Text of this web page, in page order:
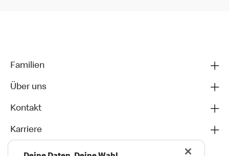
Familien
Über uns
Kontakt
Karriere